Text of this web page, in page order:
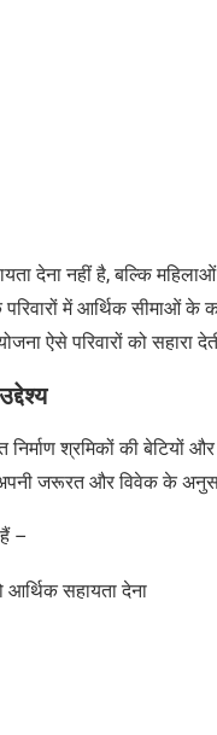
देना नहीं है, बल्कि
परिवारों में आर्थिक सीमाओं
ऐसे परिवारों को सहारा
श्रमिकों की बेटियों
अपनी जरूरत और विवेक के
–
आर्थिक सहायता देना